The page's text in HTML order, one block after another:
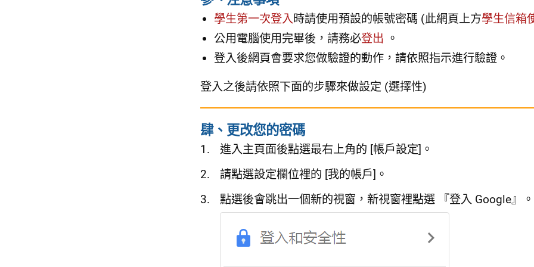
學生第一次登入時請使用預設的帳號密碼 (此網頁上方學生信箱
公用電腦使用完畢後，請務必登出 。
登入後網頁會要求您做驗證的動作，請依照指示進行驗證。
登入之後請依照下面的步驟來做設定 (選擇性)
肆、更改您的密碼
進入主頁面後點選最右上角的 [帳戶設定]。
請點選設定欄位裡的 [我的帳戶]。
點選後會跳出一個新的視窗，新視窗裡點選 『登入 Google』。